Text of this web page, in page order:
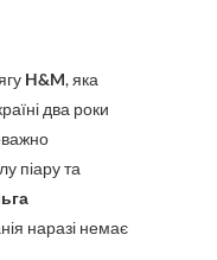
H&M, яка
два роки
піару та
наразі немає